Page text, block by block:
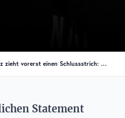
Jauz zieht vorerst einen Schlussstrich: Retrospective-Show markiert das Ende einer Ära
Statement